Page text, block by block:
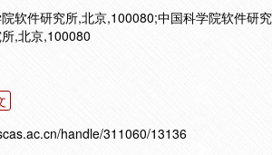
软件研究所,北京,100080;中国科学院软件研
,北京,100080
handle/311060/13136